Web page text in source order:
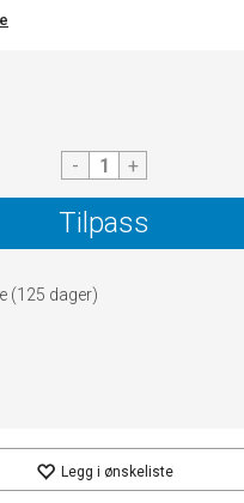
- +
Tilpass
(125 dager)
Legg i ønskeliste